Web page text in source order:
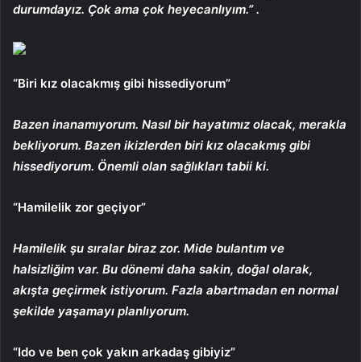
durumdayız. Çok ama çok heyecanlıyım.” .
“Biri kız olacakmış gibi hissediyorum”
Bazen inanamıyorum. Nasıl bir hayatımız olacak, merakla
bekliyorum. Bazen ikizlerden biri kız olacakmış gibi
hissediyorum. Önemli olan sağlıkları tabii ki.
“Hamilelik zor geçiyor”
Hamilelik şu sıralar biraz zor. Mide bulantım ve
halsizliğim var. Bu dönemi daha sakin, doğal olarak,
akışta geçirmek istiyorum. Fazla abartmadan en normal
şekilde yaşamayı planlıyorum.
“Ido ve ben çok yakın arkadaş gibiyiz”